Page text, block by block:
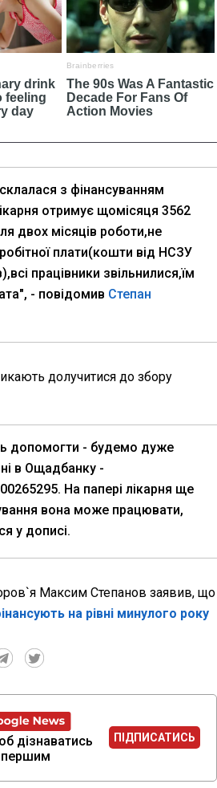
з фінансуванням
отримує щомісяця 3562
двох місяців роботи,не
плати(кошти від НСЗУ
працівники звільнилися,їм
- повідомив Степан
долучитися до збору
допомогти - будемо дуже
в Ощадбанку -
На папері лікарня ще
вона може працювати,
у дописі.
Максим Степанов заявив, що
на рівні минулого року
дізнаватись
першим
ПІДПИСАТИСЬ